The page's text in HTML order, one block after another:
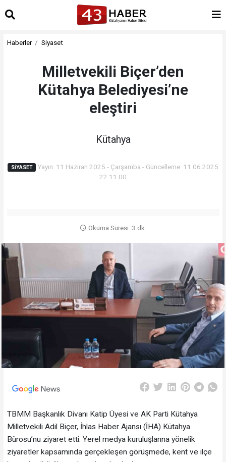
Haberler Siyaset
Milletvekili Biçer’den
Kütahya Belediyesi’ne
eleştiri
Kütahya
SIYASET
Yayın: 11 Haziran 2025 - Çarşamba - Güncelleme: 11.06.2025
22:11:00
Okuma Süresi: 3 dk.
TBMM Başkanlık Divanı Katip Üyesi ve AK Parti Kütahya
Milletvekili Adil Biçer, İhlas Haber Ajansı (İHA) Kütahya
Bürosu’nu ziyaret etti. Yerel medya kuruluşlarına yönelik
ziyaretler kapsamında gerçekleşen görüşmede, kent ve ilçe